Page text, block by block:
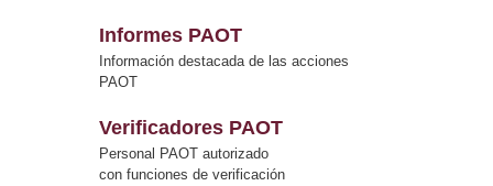
Informes PAOT
Información destacada de las acciones
PAOT
Verificadores PAOT
Personal PAOT autorizado
con funciones de verificación